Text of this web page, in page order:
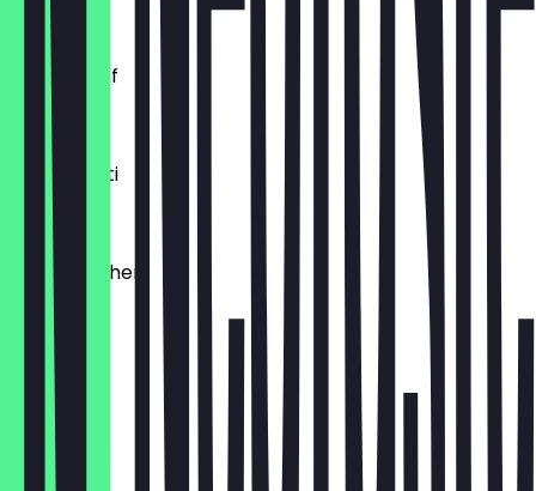
€ 1,80
Laugenzopf
€ 1,20
Dinkelkrusti
€ 1,10
Käsebrötchen
€ 1,60